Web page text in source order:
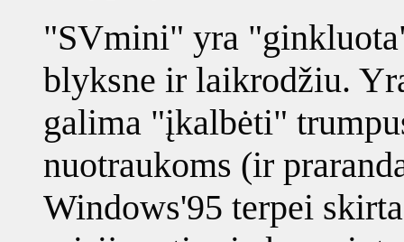
"SVmini" yra
blyksne ir laikrodžiu.
galima "įkalbėti"
nuotraukoms (ir
Windows'95 terpei